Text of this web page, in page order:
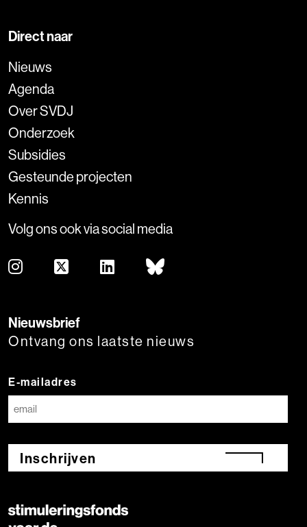
Direct naar
Nieuws
Agenda
Over SVDJ
Onderzoek
Subsidies
Gesteunde projecten
Kennis
Volg ons ook via social media
Nieuwsbrief
Ontvang ons laatste nieuws
E-mailadres
Inschrijven